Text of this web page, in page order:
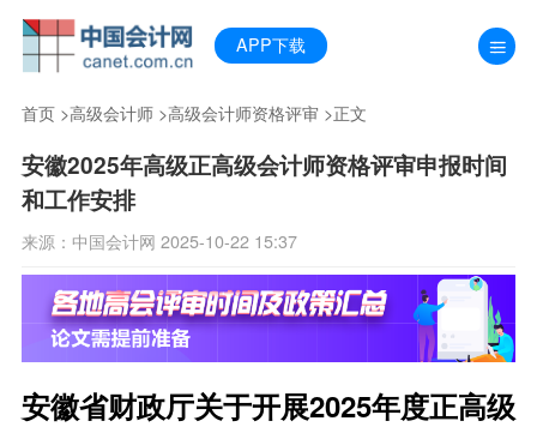
APP下载
首页>高级会计师>高级会计师资格评审 >正文
安徽2025年高级正高级会计师资格评审申报时间
和工作安排
来源：中国会计网 2025-10-22 15:37
安徽省财政厅关于开展2025年度正高级